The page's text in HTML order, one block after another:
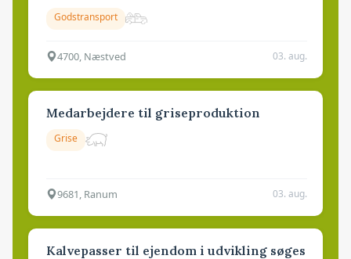
Godstransport
4700, Næstved 03. aug.
Medarbejdere til griseproduktion
Grise
9681, Ranum 03. aug.
Kalvepasser til ejendom i udvikling søges